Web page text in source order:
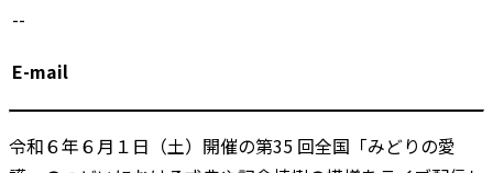
--
E-mail
令和６年６月１日（土）開催の第35 回全国「みどりの愛